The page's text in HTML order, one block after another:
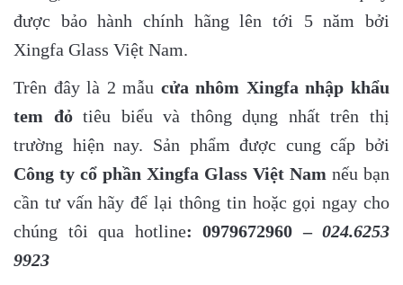
được bảo hành chính hãng lên tới 5 năm bởi
Xingfa Glass Việt Nam.
Trên đây là 2 mẫu cửa nhôm Xingfa nhập khẩu
tem đỏtiêu biểu và thông dụng nhất trên thị
trường hiện nay. Sản phẩm được cung cấp bởi
Công ty cổ phần Xingfa Glass Việt Nam nếu bạn
cần tư vấn hãy để lại thông tin hoặc gọi ngay cho
chúng tôi qua hotline: 0979672960 – 024.6253
9923